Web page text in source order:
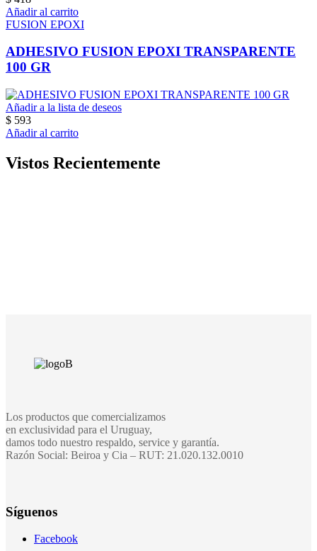
Añadir al carrito
FUSION EPOXI
ADHESIVO FUSION EPOXI TRANSPARENTE
100 GR
Añadir a la lista de deseos
$ 593
Añadir al carrito
Vistos Recientemente
Los productos que comercializamos
en exclusividad para el Uruguay,
damos todo nuestro respaldo, service y garantía.
Razón Social: Beiroa y Cia – RUT: 21.020.132.0010
Síguenos
Facebook